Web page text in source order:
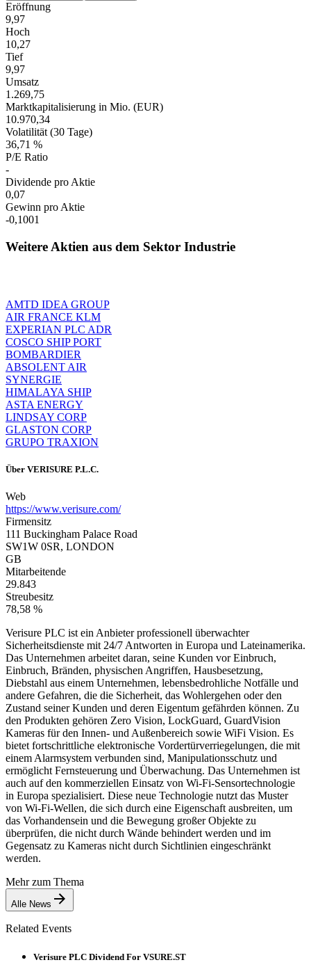
Eröffnung
9,97
Hoch
10,27
Tief
9,97
Umsatz
1.269,75
Marktkapitalisierung in Mio. (EUR)
10.970,34
Volatilität (30 Tage)
36,71 %
P/E Ratio
-
Dividende pro Aktie
0,07
Gewinn pro Aktie
-0,1001
Weitere Aktien aus dem Sektor Industrie
AMTD IDEA GROUP
AIR FRANCE KLM
EXPERIAN PLC ADR
COSCO SHIP PORT
BOMBARDIER
ABSOLENT AIR
SYNERGIE
HIMALAYA SHIP
ASTA ENERGY
LINDSAY CORP
GLASTON CORP
GRUPO TRAXION
Über VERISURE P.L.C.
Web
https://www.verisure.com/
Firmensitz
111 Buckingham Palace Road
SW1W 0SR, LONDON
GB
Mitarbeitende
29.843
Streubesitz
78,58 %
Verisure PLC ist ein Anbieter professionell überwachter
Sicherheitsdienste mit 24/7 Antworten in Europa und Lateinamerika.
Das Unternehmen arbeitet daran, seine Kunden vor Einbruch,
Einbruch, Bränden, physischen Angriffen, Hausbesetzung,
Diebstahl aus einem Unternehmen, lebensbedrohliche Notfälle und
andere Gefahren, die die Sicherheit, das Wohlergehen oder den
Zustand seiner Kunden und deren Eigentum gefährden können. Zu
den Produkten gehören Zero Vision, LockGuard, GuardVision
Kameras für den Innen- und Außenbereich sowie WiFi Vision. Es
bietet fortschrittliche elektronische Vordertürverriegelungen, die mit
einem Alarmsystem verbunden sind, Manipulationsschutz und
ermöglicht Fernsteuerung und Überwachung. Das Unternehmen ist
auch auf den kommerziellen Einsatz von Wi-Fi-Sensortechnologie
in Europa spezialisiert. Diese neue Technologie nutzt das Muster
von Wi-Fi-Wellen, die sich durch eine Eigenschaft ausbreiten, um
das Vorhandensein und die Bewegung großer Objekte zu
überprüfen, die nicht durch Wände behindert werden und im
Gegensatz zu Kameras nicht durch Sichtlinien eingeschränkt
werden.
Mehr zum Thema
Alle News
Related Events
Verisure PLC Dividend For VSURE.ST